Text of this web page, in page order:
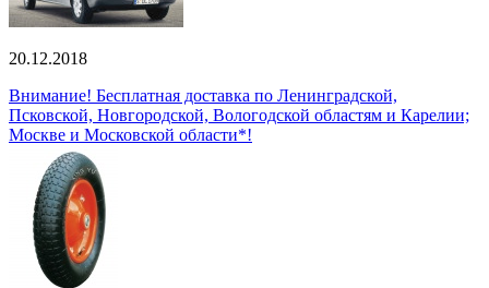
20.12.2018
Внимание! Бесплатная доставка по Ленинградской,
Псковской, Новгородской, Вологодской областям и Карелии;
Москве и Московской области*!